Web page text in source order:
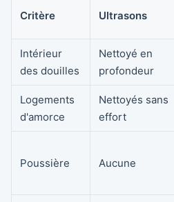
Critère Ultrasons
Intérieur
des douilles
Nettoyé en
profondeur
Logements
d'amorce
Nettoyés sans
effort
Poussière Aucune